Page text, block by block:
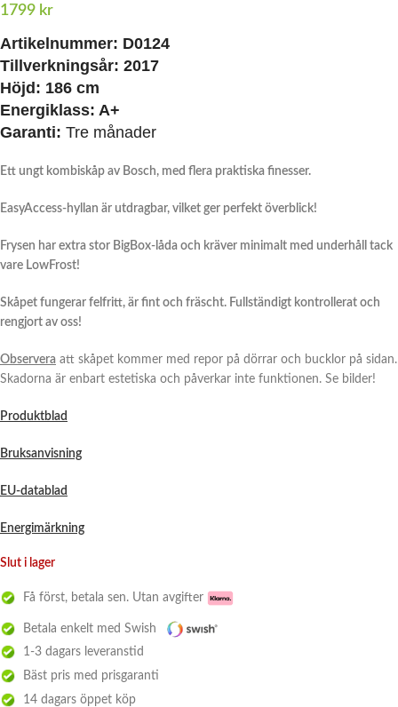
1799 kr
Artikelnummer: D0124
Tillverkningsår: 2017
Höjd: 186 cm
Energiklass: A+
Garanti: Tre månader
Ett ungt kombiskåp av Bosch, med flera praktiska finesser.
EasyAccess-hyllan är utdragbar, vilket ger perfekt överblick!
Frysen har extra stor BigBox-låda och kräver minimalt med underhåll tack
vare LowFrost!
Skåpet fungerar felfritt, är fint och fräscht. Fullständigt kontrollerat och
rengjort av oss!
Observera att skåpet kommer med repor på dörrar och bucklor på sidan.
Skadorna är enbart estetiska och påverkar inte funktionen. Se bilder!
Produktblad
Bruksanvisning
EU-datablad
Energimärkning
Slut i lager
Få först, betala sen. Utan avgifter
Betala enkelt med Swish
1-3 dagars leveranstid
Bäst pris med prisgaranti
14 dagars öppet köp